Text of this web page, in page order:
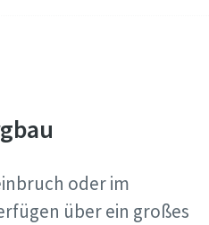
oder im
über ein großes